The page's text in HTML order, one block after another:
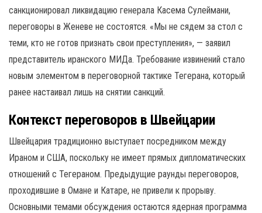
санкционировал ликвидацию генерала Касема Сулеймани,
переговоры в Женеве не состоятся. «Мы не сядем за стол с
теми, кто не готов признать свои преступления», — заявил
представитель иранского МИДа. Требование извинений стало
новым элементом в переговорной тактике Тегерана, который
ранее настаивал лишь на снятии санкций.
Контекст переговоров в Швейцарии
Швейцария традиционно выступает посредником между
Ираном и США, поскольку не имеет прямых дипломатических
отношений с Тегераном. Предыдущие раунды переговоров,
проходившие в Омане и Катаре, не привели к прорыву.
Основными темами обсуждения остаются ядерная программа